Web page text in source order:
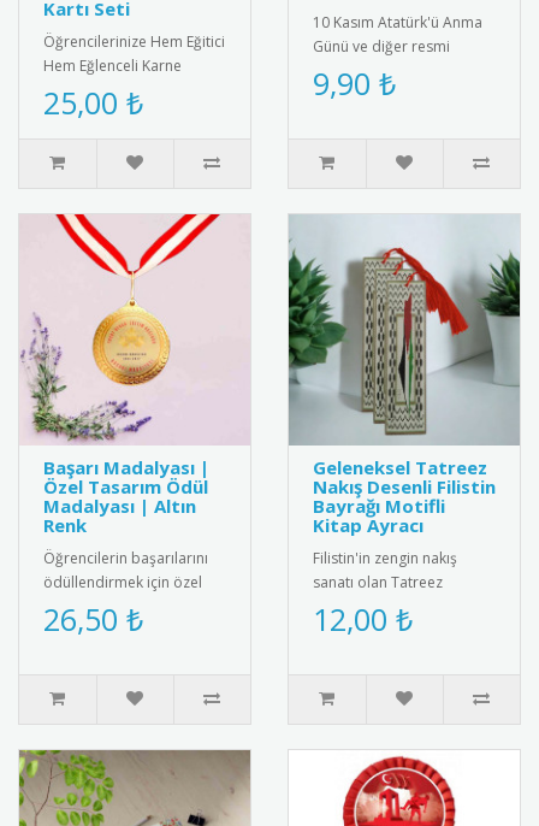
Kartı Seti
Öğrencilerinize Hem Eğitici
Hem Eğlenceli Karne
Hediyesi: Gülen Yüz
Yumurtlayan Kalem ve
İnteraktif ..
25,00 ₺
10 Kasım Atatürk'ü Anma
Günü ve diğer resmi
törenler için özel olarak
tasarlanmış metal saygı
9,90 ₺
Başarı Madalyası |
Özel Tasarım Ödül
Madalyası | Altın
Renk
Öğrencilerin başarılarını
ödüllendirmek için özel
tasarım altın renkli başarı
madalyası. Kaliteli me..
26,50 ₺
Geleneksel Tatreez
Nakış Desenli Filistin
Bayrağı Motifli
Kitap Ayracı
Filistin'in zengin nakış
sanatı olan Tatreez
motiflerinin ve ulusal
kimliğin sembolü Filistin
12,00 ₺